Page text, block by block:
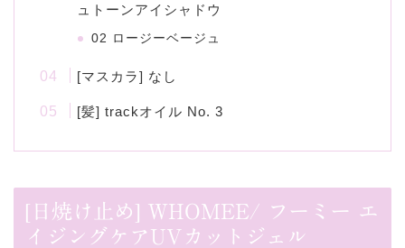
ュトーンアイシャドウ
02 ロージーベージュ
[マスカラ] なし
[髪] trackオイル No. 3
[日焼け止め] WHOMEE/ フーミー エ
イジングケアUVカットジェル